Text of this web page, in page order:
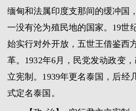
缅甸和法属印度支那间的缓冲国
一没有沦为殖民地的国家。19世
始实行对外开放，五世王借鉴西
革。1932年6月，民党发动政变
立宪制。1939年更名泰国，后经
式定名泰国。